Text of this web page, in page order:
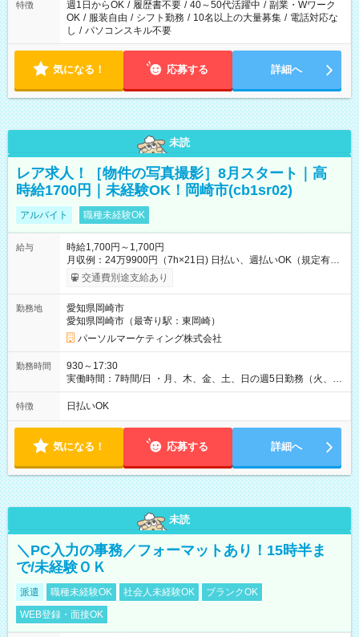
特徴 週1日からOK / 履歴書不要 / 40～50代活躍中 / 副業・Wワーク
OK / 服装自由 / シフト勤務 / 10名以上の大量募集 / 電話対応な
し / パソコンスキル不要
気になる！ 応募する 詳細へ
未読
レア求人！［物件の写真撮影］8月スタート｜高
時給1700円｜未経験OK！岡崎市(cb1sr02)
アルバイト 職種未経験OK
給与
時給1,700円～1,700円
月収例：24万9900円（7h×21日) 日払い、週払いOK（規定有
り） 【試用期間】試用期間なし
交通費別途支給あり
勤務地
愛知県岡崎市
愛知県岡崎市（最寄り駅：東岡崎）
パーソルマーケティング株式会社
勤務時間
930～17:30
実働時間：7時間/日 ・月、木、金、土、日の週5日勤務（火、水
は固定休です／夏季、年末年始等、長期休暇有り！） ・ワンシ
フト！ 残業ほぼナシ（0～5h/月）
特徴 日払いOK
気になる！ 応募する 詳細へ
未読
＼PC入力の事務／フォーマットあり！15時半ま
で/未経験ＯＫ
派遣 職種未経験OK 社会人未経験OK
ブランクOK
WEB登録・面接OK